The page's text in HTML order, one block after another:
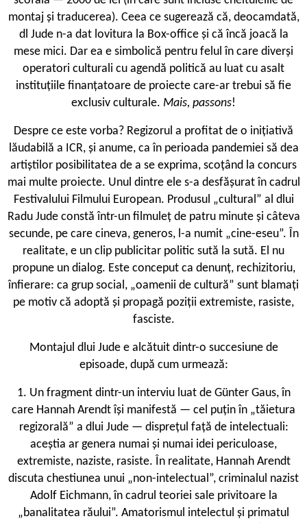
montaj și traducerea). Ceea ce sugerează că, deocamdată,
dl Jude n-a dat lovitura la Box-office și că încă joacă la
mese mici. Dar ea e simbolică pentru felul în care diverși
operatori culturali cu agendă politică au luat cu asalt
instituțiile finanțatoare de proiecte care-ar trebui să fie
exclusiv culturale. Mais, passons!
Despre ce este vorba? Regizorul a profitat de o inițiativă
lăudabilă a ICR, și anume, ca în perioada pandemiei să dea
artiștilor posibilitatea de a se exprima, scoțând la concurs
mai multe proiecte. Unul dintre ele s-a desfășurat în cadrul
Festivalului Filmului European. Produsul „cultural” al dlui
Radu Jude constă într-un filmuleț de patru minute și câteva
secunde, pe care cineva, generos, l-a numit „cine-eseu”. În
realitate, e un clip publicitar politic sută la sută. El nu
propune un dialog. Este conceput ca denunț, rechizitoriu,
înfierare: ca grup social, „oamenii de cultură” sunt blamați
pe motiv că adoptă și propagă poziții extremiste, rasiste,
fasciste.
Montajul dlui Jude e alcătuit dintr-o succesiune de
episoade, după cum urmează:
1. Un fragment dintr-un interviu luat de Günter Gaus, în
care Hannah Arendt își manifestă — cel puțin în „tăietura
regizorală” a dlui Jude — disprețul față de intelectuali:
aceștia ar genera numai și numai idei periculoase,
extremiste, naziste, rasiste. În realitate, Hannah Arendt
discuta chestiunea unui „non-intelectual”, criminalul nazist
Adolf Eichmann, în cadrul teoriei sale privitoare la
„banalitatea răului”. Amatorismul intelectul și primatul